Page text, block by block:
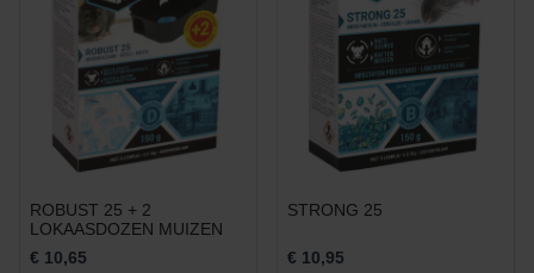
ROBUST 25 + 2
LOKAASDOZEN MUIZEN
€ 10,65
STRONG 25
€ 10,95